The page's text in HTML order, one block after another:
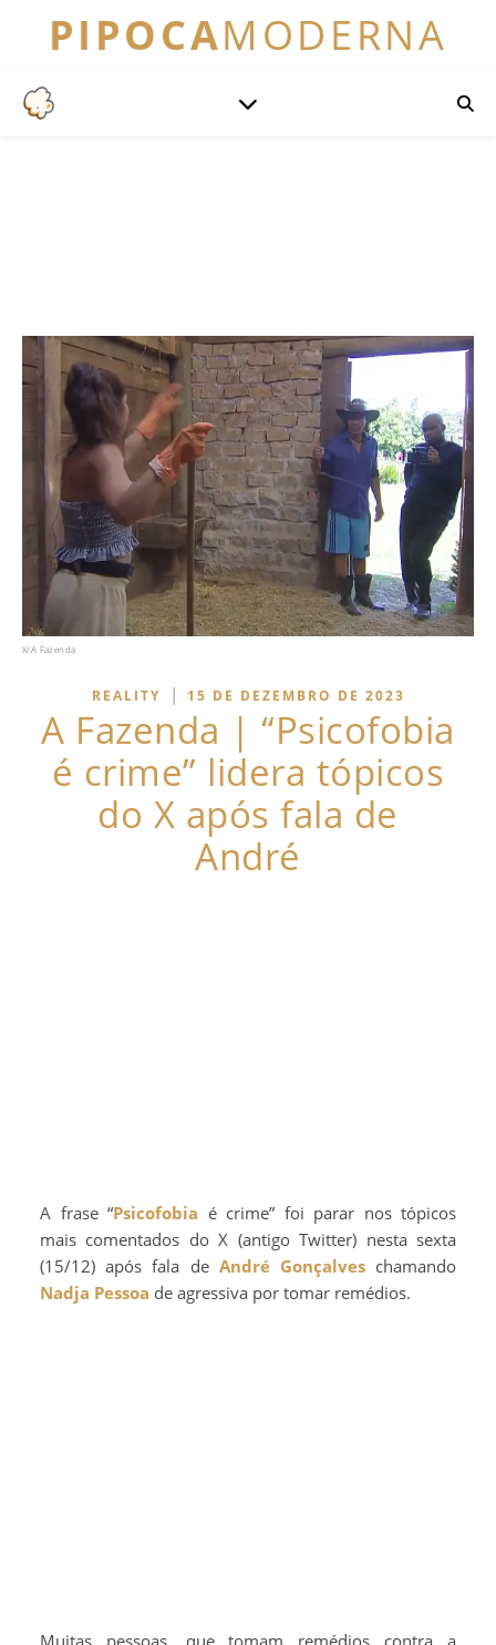
PIPOCAMODERNA
X/A Fazenda
REALITY | 15 DE DEZEMBRO DE 2023
A Fazenda | “Psicofobia
é crime” lidera tópicos
do X após fala de
André
A frase “Psicofobia é crime” foi parar nos tópicos
mais comentados do X (antigo Twitter) nesta sexta
(15/12) após fala de André Gonçalveschamando
Nadja Pessoa de agressiva por tomar remédios.